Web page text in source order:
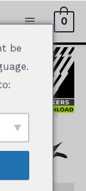
0
be